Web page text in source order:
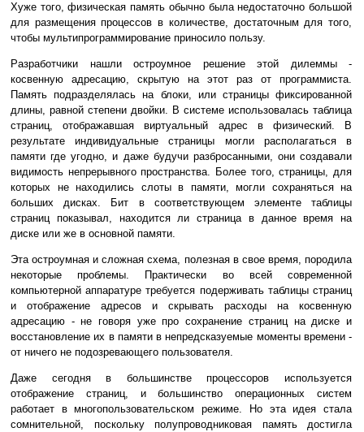
Хуже того, физическая память обычно была недостаточно большой
для размещения процессов в количестве, достаточным для того,
чтобы мультипрограммирование приносило пользу.
Разработчики нашли остроумное решение этой дилеммы -
косвенную адресацию, скрытую на этот раз от программиста.
Память подразделялась на блоки, или страницы фиксированной
длины, равной степени двойки. В системе использовалась таблица
страниц, отображавшая виртуальный адрес в физический. В
результате индивидуальные страницы могли располагаться в
памяти где угодно, и даже будучи разбросанными, они создавали
видимость непрерывного пространства. Более того, страницы, для
которых не находились слоты в памяти, могли сохраняться на
больших дисках. Бит в соответствующем элементе таблицы
страниц показывал, находится ли страница в данное время на
диске или же в основной памяти.
Эта остроумная и сложная схема, полезная в свое время, породила
некоторые проблемы. Практически во всей современной
компьютерной аппаратуре требуется подерживать таблицы страниц
и отображение адресов и скрывать расходы на косвенную
адресацию - не говоря уже про сохранение страниц на диске и
восстановление их в памяти в непредсказуемые моменты времени -
от ничего не подозревающего пользователя.
Даже сегодня в большинстве процессоров используется
отображение страниц, и большинство операционных систем
работает в многопользовательском режиме. Но эта идея стала
сомнительной, поскольку полупроводниковая память достигла